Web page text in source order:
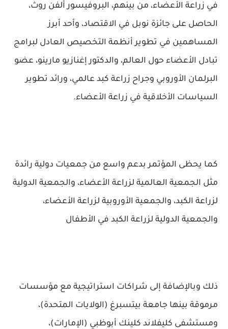
في زراعة الأعضاء، من بينهم، البروفيسور ألفن روث،
الحاصل على جائزة نوبل في الاقتصاد، وأحد أبرز
المساهمين في تطوير أنظمة التخصيص العادل لبرامج
تبادل الأعضاء حول العالم، والدكتور إغنازيو مارينو، عضو
البرلمان الأوروبي وجراح زراعة كبد عالمي، ورائد تطوير
السياسات الأخلاقية في زراعة الأعضاء.
كما يحظى المؤتمر بدعم واسع من جمعيات دولية رائدة
مثل الجمعية العالمية لزراعة الأعضاء، والجمعية الدولية
لزراعة الكبد، والجمعية الأوروبية لزراعة الأعضاء،
والجمعية الدولية لزراعة الكبد في الأطفال
ذلك وبالإضافة إلى شراكات استراتيجية مع مؤسسات
مرموقة بينها جامعة بيتسبرغ (الولايات المتحدة)،
ومستشفى كليفلاند كلينك أبوظبي (الإمارات)،